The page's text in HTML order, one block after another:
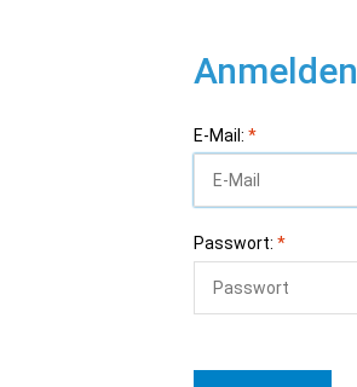
Anmelden
E-Mail: *
Passwort: *